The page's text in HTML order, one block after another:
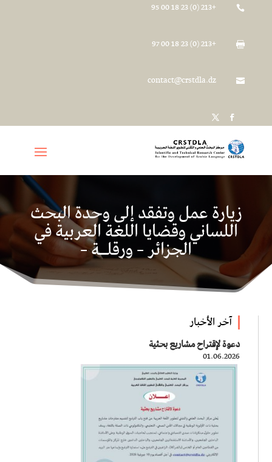

+213 (0) 23 18 00 95

+213 (0) 23 18 00 97

contact@crstdla.dz
زيارة عمل وتفقد إلى وحدة البحث
اللساني وقضايا اللغة العربية في
الجزائر – ورقلــة –
آخر الأخبار
دعوة لإقتراح مشاريع بحثية
01.06.2026